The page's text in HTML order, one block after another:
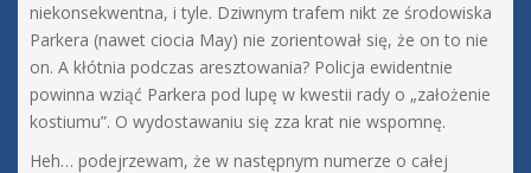
niekonsekwentna, i tyle. Dziwnym trafem nikt ze środowiska
Parkera (nawet ciocia May) nie zorientował się, że on to nie
on. A kłótnia podczas aresztowania? Policja ewidentnie
powinna wziąć Parkera pod lupę w kwestii rady o „założenie
kostiumu”. O wydostawaniu się zza krat nie wspomnę.
Heh… podejrzewam, że w następnym numerze o całej